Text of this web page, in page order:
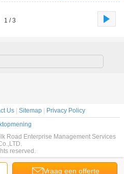
1 / 3
Vraag een offerte
Us Sitemap
Privacy Policy
Road Enterprise Management Services
reserved.